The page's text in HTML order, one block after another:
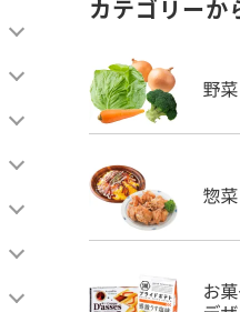
カテゴリーか